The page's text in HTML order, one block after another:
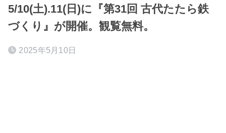
5/10(土).11(日)に『第31回 古代たたら鉄
づくり』が開催。観覧無料。
2025年5月10日